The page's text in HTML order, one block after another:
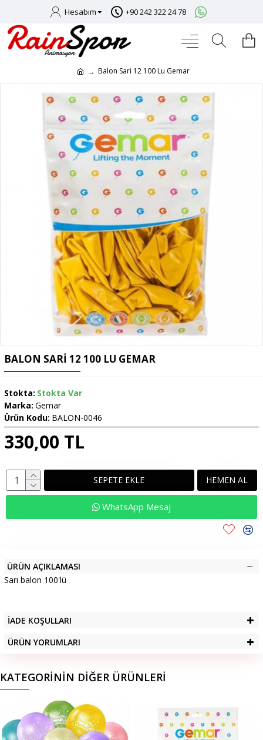
Hesabım +90 242 322 24 78
Balon Sari 12 100 Lu Gemar
BALON SARI 12 100 LU GEMAR
330,00 TL
Stokta: Stokta Var
Marka: Gemar
Ürün Kodu: BALON-0046
SEPETE EKLE HEMEN AL
WhatsApp Mesaj
ÜRÜN AÇIKLAMASI
Sarı balon 100'lü
İADE KOŞULLARI
ÜRÜN YORUMLARI
KATEGORININ DIĞER ÜRÜNLERI